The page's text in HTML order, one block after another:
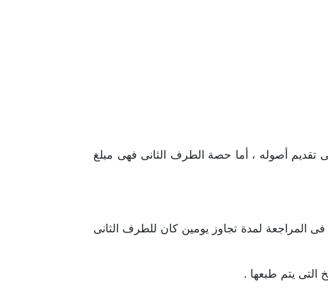
أصوله ، أما حصة الطرف الثانى فهى مبلغ
فى المراجعة لمدة تجاوز يومين كان للطرف الثانى
التى يتم طبعها .